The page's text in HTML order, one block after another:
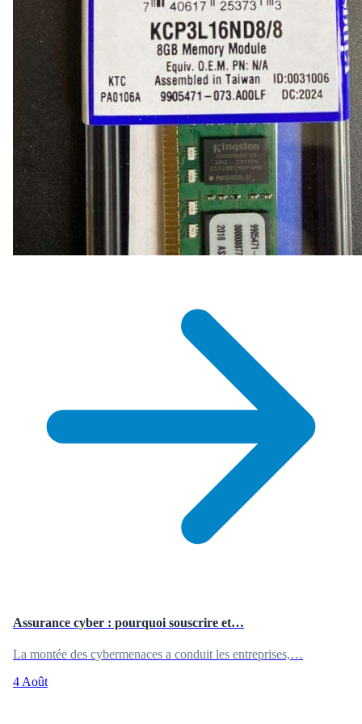
Assurance cyber : pourquoi souscrire et…
La montée des cybermenaces a conduit les entreprises,…
4 Août